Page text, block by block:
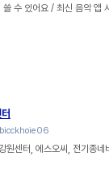
수 있어요 / 최신 음악 앱
원센터, 에스오씨, 전기종네